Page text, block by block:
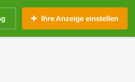
Ihre Anzeige einstellen